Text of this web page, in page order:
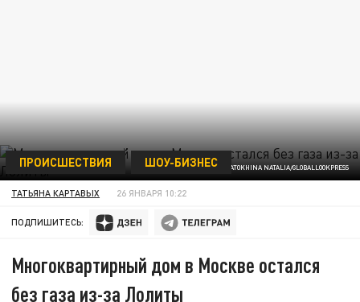
ФОТО: SHATOKHINA NATALIA/GLOBALLOOKPRESS
ПРОИСШЕСТВИЯ ШОУ-БИЗНЕС
ТАТЬЯНА КАРТАВЫХ 26 ЯНВАРЯ 10:22
ПОДПИШИТЕСЬ:
Многоквартирный дом в Москве остался
без газа из-за Лолиты